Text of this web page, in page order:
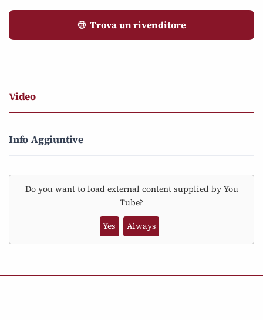
Trova un rivenditore
Video
Info Aggiuntive
Do you want to load external content supplied by You
Tube?
Yes Always